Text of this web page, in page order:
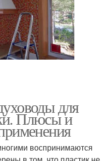
для
Плюсы и
воспринимаются